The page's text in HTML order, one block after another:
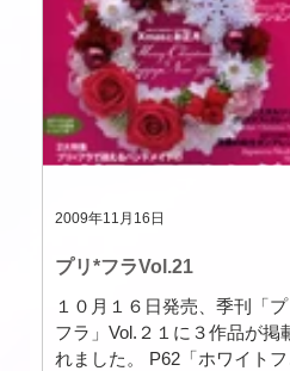
の上手な演出法・・・P58...
プリ*フラVol.21
１０月１６日発売、季刊「プ
フラ」Vol.２１に３作品が掲
れました。 P62「ホワイトフ
2009年11月16日